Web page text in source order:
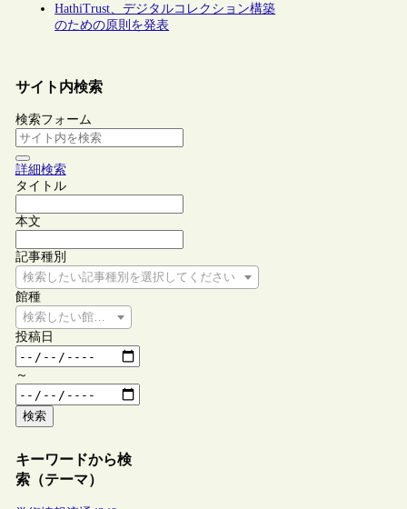
HathiTrust、デジタルコレクション構築
のための原則を発表
サイト内検索
検索フォーム
詳細検索
タイトル
本文
記事種別
検索したい記事種別を選択してください
館種
検索したい館種を選択してください
投稿日
～
検索
キーワードから検
索（テーマ）